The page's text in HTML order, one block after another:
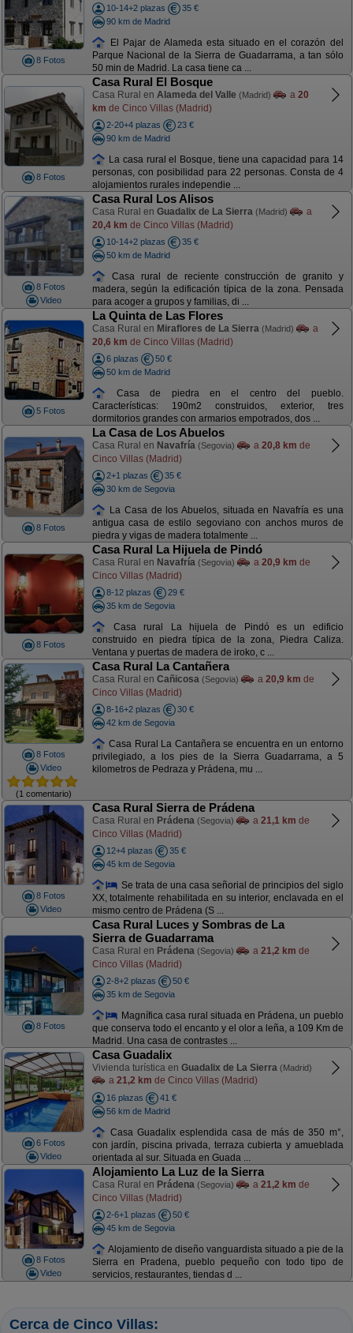
8 Fotos
10-14+2 plazas
35 €
90 km de Madrid
El Pajar de Alameda esta situado en el corazón del
Parque Nacional de la Sierra de Guadarrama, a tan sólo
50 min de Madrid. La casa tiene ca ...
8 Fotos
Casa Rural El Bosque
Casa Rural en Alameda del Valle (Madrid) a 20
km de Cinco Villas (Madrid)
2-20+4 plazas
23 €
90 km de Madrid
La casa rural el Bosque, tiene una capacidad para 14
personas, con posibilidad para 22 personas. Consta de 4
alojamientos rurales independie ...
8 Fotos
Video
Casa Rural Los Alisos
Casa Rural en Guadalix de La Sierra (Madrid)
a
20,4 km de Cinco Villas (Madrid)
10-14+2 plazas
35 €
50 km de Madrid
Casa rural de reciente construcción de granito y
madera, según la edificación típica de la zona. Pensada
para acoger a grupos y familias, di ...
5 Fotos
La Quinta de Las Flores
Casa Rural en Miraflores de La Sierra (Madrid)
a
20,6 km de Cinco Villas (Madrid)
6 plazas
50 €
50 km de Madrid
Casa de piedra en el centro del pueblo.
Características: 190m2 construidos, exterior, tres
dormitorios grandes con armarios empotrados, dos ...
8 Fotos
La Casa de Los Abuelos
Casa Rural en Navafría (Segovia) a 20,8 km de
Cinco Villas (Madrid)
2+1 plazas
35 €
30 km de Segovia
La Casa de los Abuelos, situada en Navafría es una
antigua casa de estilo segoviano con anchos muros de
piedra y vigas de madera totalmente ...
8 Fotos
Casa Rural La Hijuela de Pindó
Casa Rural en Navafría (Segovia) a 20,9 km de
Cinco Villas (Madrid)
8-12 plazas
29 €
35 km de Segovia
Casa rural La hijuela de Pindó es un edificio
construido en piedra típica de la zona, Piedra Caliza.
Ventana y puertas de madera de iroko, c ...
8 Fotos
Video
(1 comentario)
Casa Rural La Cantañera
Casa Rural en Cañicosa (Segovia) a 20,9 km de
Cinco Villas (Madrid)
8-16+2 plazas
30 €
42 km de Segovia
Casa Rural La Cantañera se encuentra en un entorno
privilegiado, a los pies de la Sierra Guadarrama, a 5
kilometros de Pedraza y Prádena, mu ...
8 Fotos
Video
Casa Rural Sierra de Prádena
Casa Rural en Prádena (Segovia) a 21,1 km de
Cinco Villas (Madrid)
12+4 plazas
35 €
45 km de Segovia
Se trata de una casa señorial de principios del siglo
XX, totalmente rehabilitada en su interior, enclavada en el
mismo centro de Prádena (S ...
8 Fotos
Casa Rural Luces y Sombras de La
Sierra de Guadarrama
Casa Rural en Prádena (Segovia) a 21,2 km de
Cinco Villas (Madrid)
2-8+2 plazas
50 €
35 km de Segovia
Magnífica casa rural situada en Prádena, un pueblo
que conserva todo el encanto y el olor a leña, a 109 Km de
Madrid. Una casa de contrastes ...
6 Fotos
Video
Casa Guadalix
Vivienda turística en Guadalix de La Sierra (Madrid)
a 21,2 km de Cinco Villas (Madrid)
16 plazas
41 €
56 km de Madrid
Casa Guadalix esplendida casa de más de 350 m°,
con jardín, piscina privada, terraza cubierta y amueblada
orientada al sur. Situada en Guada ...
8 Fotos
Video
Alojamiento La Luz de la Sierra
Casa Rural en Prádena (Segovia) a 21,2 km de
Cinco Villas (Madrid)
2-6+1 plazas
50 €
45 km de Segovia
Alojamiento de diseño vanguardista situado a pie de la
Sierra en Pradena, pueblo pequeño con todo tipo de
servicios, restaurantes, tiendas d ...
Cerca de Cinco Villas: